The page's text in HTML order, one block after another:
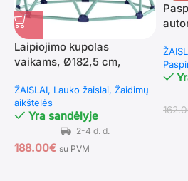
Laipiojimo kupolas
vaikams, Ø182,5 cm,
ŽAISLAI Lauko žaislai Žaidimų
aikštelės
Yra sandėlyje
188.00€ su PVM